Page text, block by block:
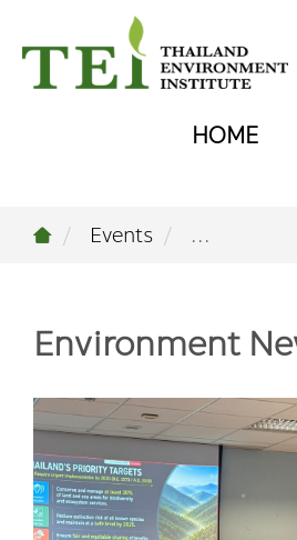
HOME
Events ...
Environment